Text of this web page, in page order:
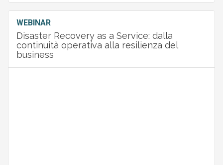
WEBINAR
Disaster Recovery as a Service: dalla
continuità operativa alla resilienza del
business